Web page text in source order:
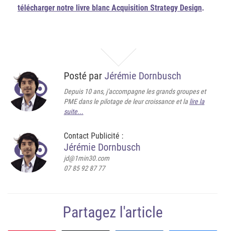
télécharger notre livre blanc Acquisition Strategy Design.
Posté par Jérémie Dornbusch
Depuis 10 ans, j'accompagne les grands groupes et
PME dans le pilotage de leur croissance et la lire la
suite...
Contact Publicité :
Jérémie Dornbusch
jd@1min30.com
07 85 92 87 77
Partagez l'article